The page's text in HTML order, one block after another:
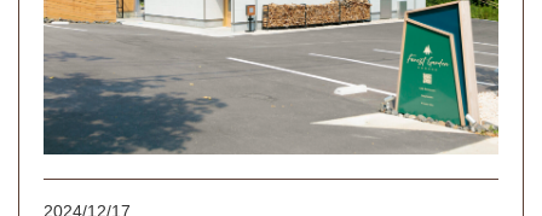
2024/12/17